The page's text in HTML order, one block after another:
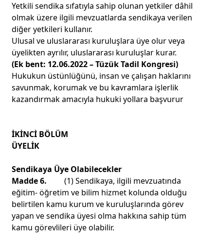
Yetkili sendika sıfatıyla sahip olunan yetkiler dâhil
olmak üzere ilgili mevzuatlarda sendikaya verilen
diğer yetkileri kullanır.
Ulusal ve uluslararası kuruluşlara üye olur veya
üyelikten ayrılır, uluslararası kuruluşlar kurar.
(Ek bent: 12.06.2022 – Tüzük Tadil Kongresi)
Hukukun üstünlüğünü, insan ve çalışan haklarını
savunmak, korumak ve bu kavramlara işlerlik
kazandırmak amacıyla hukuki yollara başvurur
İKİNCİ BÖLÜM
ÜYELİK
Sendikaya Üye Olabilecekler
Madde 6. (1) Sendikaya, ilgili mevzuatında
eğitim- öğretim ve bilim hizmet kolunda olduğu
belirtilen kamu kurum ve kuruluşlarında görev
yapan ve sendika üyesi olma hakkına sahip tüm
kamu görevlileri üye olabilir.